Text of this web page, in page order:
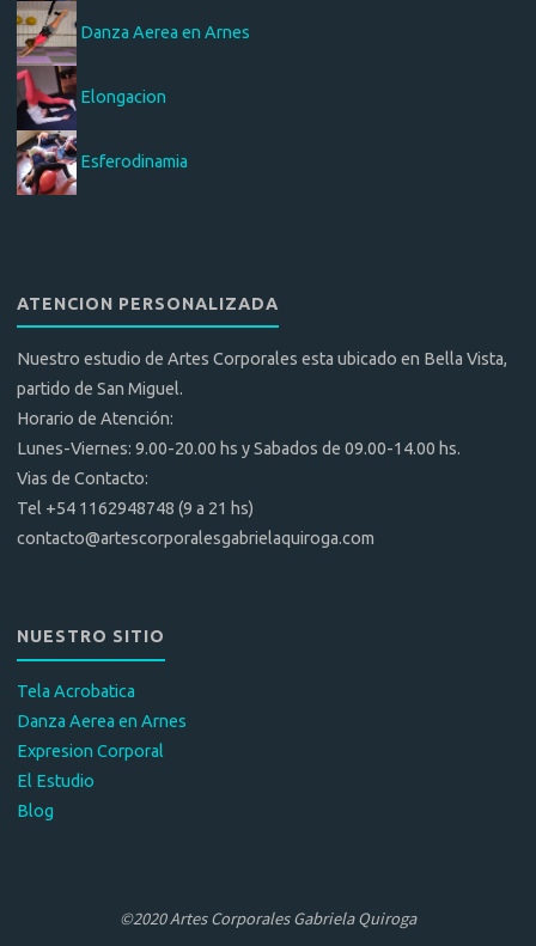
Danza Aerea en Arnes
Elongacion
Esferodinamia
ATENCION PERSONALIZADA
Nuestro estudio de Artes Corporales esta ubicado en Bella Vista,
partido de San Miguel.
Horario de Atención:
Lunes-Viernes: 9.00-20.00 hs y Sabados de 09.00-14.00 hs.
Vias de Contacto:
Tel +54 1162948748 (9 a 21 hs)
contacto@artescorporalesgabrielaquiroga.com
NUESTRO SITIO
Tela Acrobatica
Danza Aerea en Arnes
Expresion Corporal
El Estudio
Blog
©2020 Artes Corporales Gabriela Quiroga